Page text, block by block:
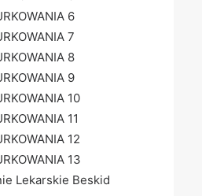
6
7
8
9
10
11
12
13
Lekarskie Beskid